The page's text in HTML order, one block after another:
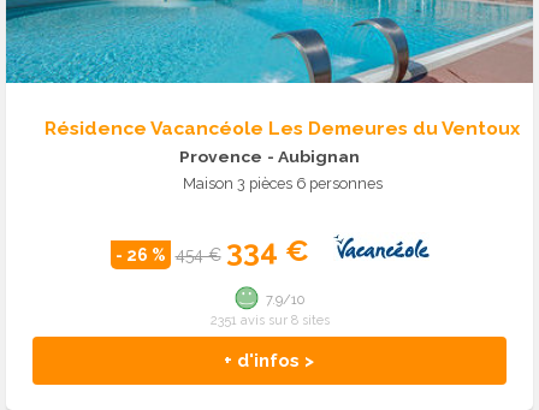
Résidence Vacancéole Les Demeures du Ventoux
Provence - Aubignan
Maison 3 pièces 6 personnes
- 26 % 454 € 334 €
+ d'infos >
7.9/10
2351 avis sur 8 sites